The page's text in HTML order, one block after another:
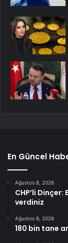
En Güncel
Ağustos 8, 2026
CHP’li
verdiniz
Ağustos 8, 2026
180 bin tane